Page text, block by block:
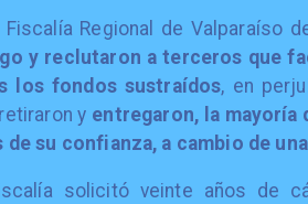
Fiscalía Regional de Valparaíso
y reclutaron a terceros que
los fondos sustraídos, en
y entregaron, la mayoría
de su confianza, a cambio de
solicitó veinte años de